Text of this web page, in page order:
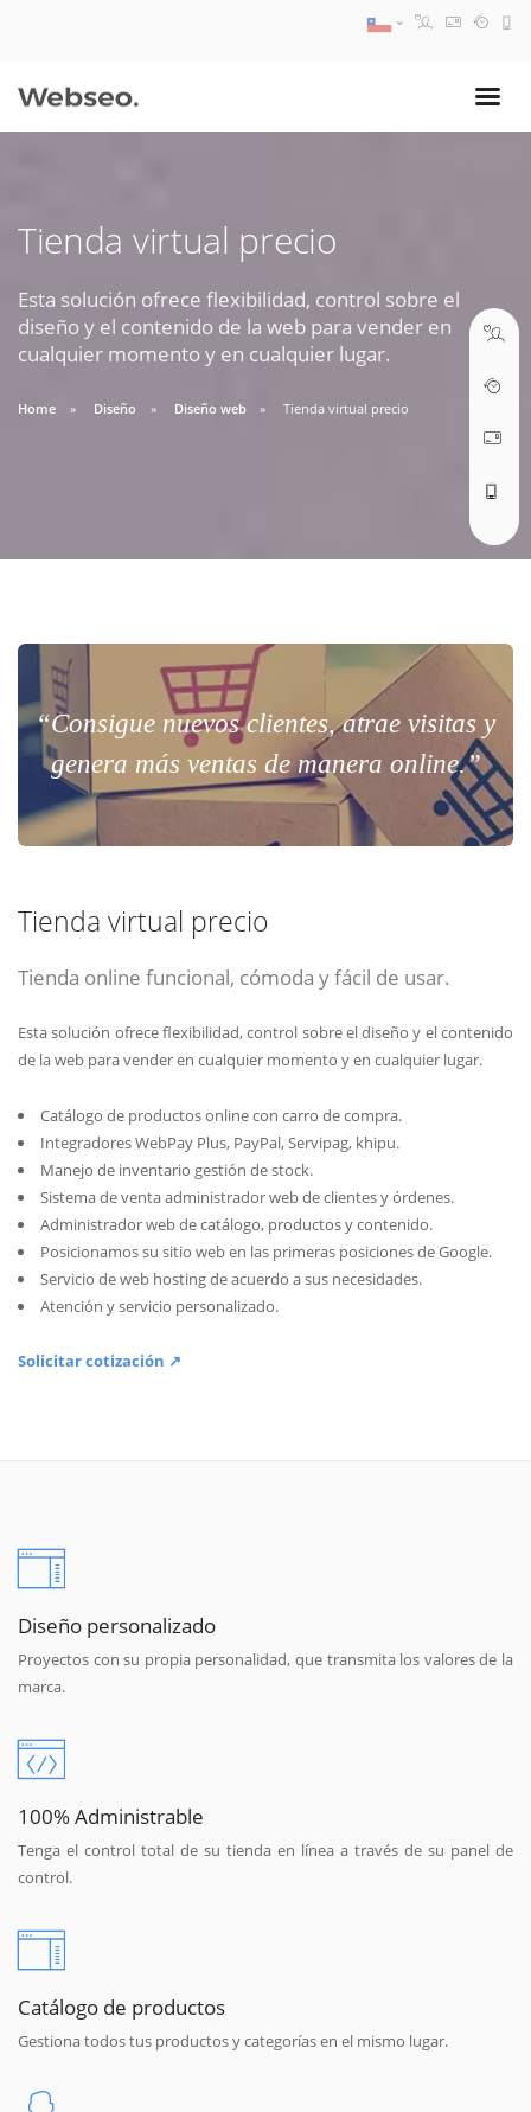
Tienda virtual precio
Esta solución ofrece flexibilidad, control sobre el
diseño y el contenido de la web para vender en
cualquier momento y en cualquier lugar.
Home Diseño Diseño web Tienda virtual precio
“Consigue nuevos clientes, atrae visitas y
genera más ventas de manera online.”
Tienda virtual precio
Tienda online funcional, cómoda y fácil de usar.
Esta solución ofrece flexibilidad, control sobre el diseño y el contenido
de la web para vender en cualquier momento y en cualquier lugar.
Catálogo de productos online con carro de compra.
Integradores WebPay Plus, PayPal, Servipag, khipu.
Manejo de inventario gestión de stock.
Sistema de venta administrador web de clientes y órdenes.
Administrador web de catálogo, productos y contenido.
Posicionamos su sitio web en las primeras posiciones de Google.
Servicio de web hosting de acuerdo a sus necesidades.
Atención y servicio personalizado.
Solicitar cotización ↗
Diseño personalizado
Proyectos con su propia personalidad, que transmita los valores de la
marca.
100% Administrable
Tenga el control total de su tienda en línea a través de su panel de
control.
Catálogo de productos
Gestiona todos tus productos y categorías en el mismo lugar.
09:30 AM A 18:30 PM
soporte@webseo.cl
ABRIR TICKET